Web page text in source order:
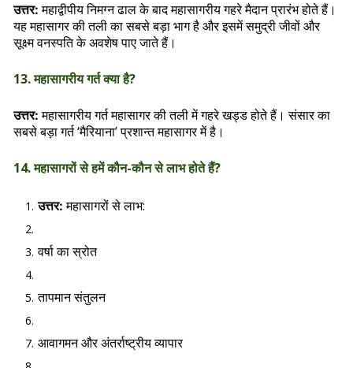
उत्तर:महाद्वीपीय निमग्न ढाल के बाद महासागरीय गहरे मैदान प्रारंभ होते हैं।
यह महासागर की तली का सबसे बड़ा भाग है और इसमें समुद्री जीवों और
सूक्ष्म वनस्पति के अवशेष पाए जाते हैं।
13. महासागरीय गर्त क्या है?
उत्तर:महासागरीय गर्त महासागर की तली में गहरे खड्ड होते हैं। संसार का
सबसे बड़ा गर्त ‘मैरियाना’ प्रशान्त महासागर में है।
14. महासागरों से हमें कौन-कौन से लाभ होते हैं?
उत्तर:महासागरों से लाभ:
वर्षा का स्रोत
तापमान संतुलन
आवागमन और अंतर्राष्ट्रीय व्यापार